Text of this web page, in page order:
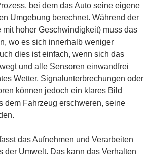
bei dem das Auto seine eigene
Umgebung berechnet. Während der
mit hoher Geschwindigkeit) muss das
wo es sich innerhalb weniger
dies ist einfach, wenn sich das
und alle Sensoren einwandfrei
Wetter, Signalunterbrechungen oder
können jedoch ein klares Bild
dem Fahrzeug erschweren, seine
das Aufnehmen und Verarbeiten
der Umwelt. Das kann das Verhalten